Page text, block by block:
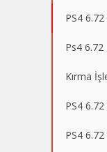
PS4 6.72
Ps4
Kırma
PS4
PS4